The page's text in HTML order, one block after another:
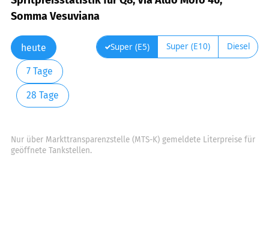
Somma Vesuviana
heute
7 Tage
28 Tage
Super (E5) Super (E10) Diesel
Nur über Markttransparenzstelle (MTS-K) gemeldete Literpreise für
geöffnete Tankstellen.